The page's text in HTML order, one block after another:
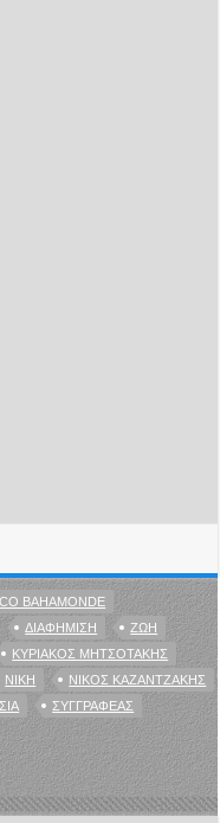
BAHAMONDE
ΔΙΑΦΉΜΙΣΗ
ΖΩΉ
ΚΥΡΙΆΚΟΣ ΜΗΤΣΟΤΆΚΗΣ
ΝΊΚΗ
ΝΊΚΟΣ ΚΑΖΑΝΤΖΆΚΗΣ
ΣΥΓΓΡΑΦΈΑΣ